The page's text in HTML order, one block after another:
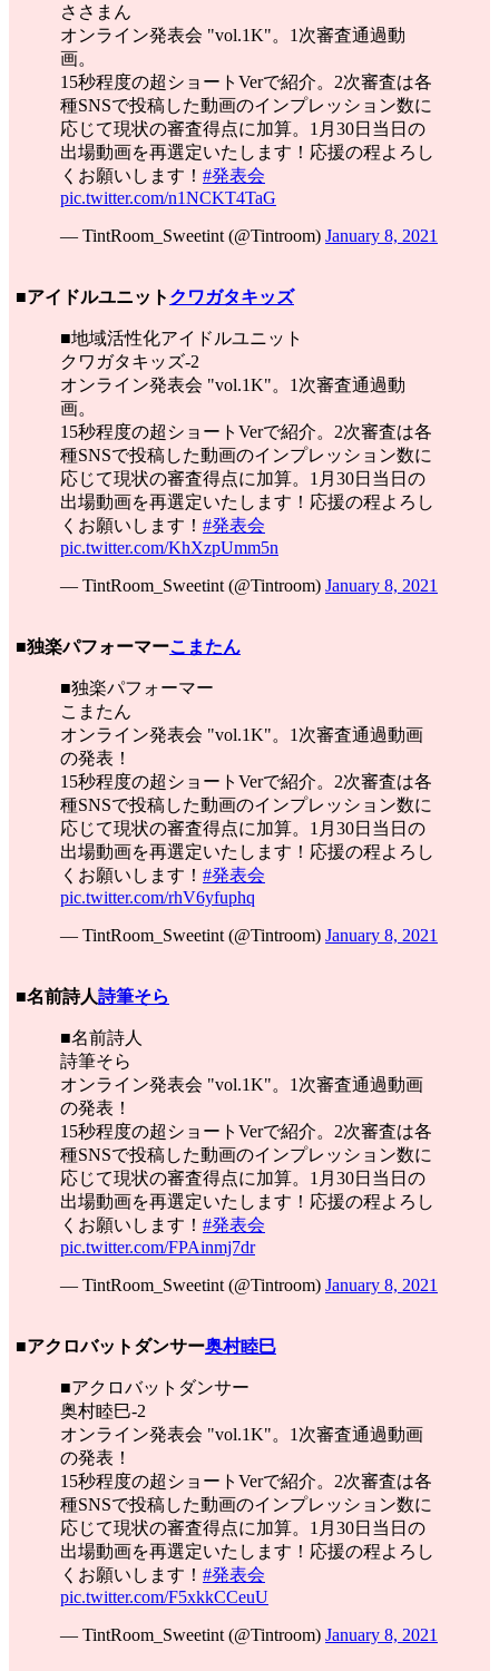
ささまん
オンライン発表会 "vol.1K"。1次審査通過動
画。
15秒程度の超ショートVerで紹介。2次審査は各
種SNSで投稿した動画のインプレッション数に
応じて現状の審査得点に加算。1月30日当日の
出場動画を再選定いたします！応援の程よろし
くお願いします！ #発表会
pic.twitter.com/n1NCKT4TaG
— TintRoom_Sweetint (@Tintroom) January 8, 2021
■アイドルユニット クワガタキッズ
■地域活性化アイドルユニット
クワガタキッズ-2
オンライン発表会 "vol.1K"。1次審査通過動
画。
15秒程度の超ショートVerで紹介。2次審査は各
種SNSで投稿した動画のインプレッション数に
応じて現状の審査得点に加算。1月30日当日の
出場動画を再選定いたします！応援の程よろし
くお願いします！ #発表会
pic.twitter.com/KhXzpUmm5n
— TintRoom_Sweetint (@Tintroom) January 8, 2021
■独楽パフォーマーこまたん
■独楽パフォーマー
こまたん
オンライン発表会 "vol.1K"。1次審査通過動画
の発表！
15秒程度の超ショートVerで紹介。2次審査は各
種SNSで投稿した動画のインプレッション数に
応じて現状の審査得点に加算。1月30日当日の
出場動画を再選定いたします！応援の程よろし
くお願いします！ #発表会
pic.twitter.com/rhV6yfuphq
— TintRoom_Sweetint (@Tintroom) January 8, 2021
■名前詩人詩筆そら
■名前詩人
詩筆そら
オンライン発表会 "vol.1K"。1次審査通過動画
の発表！
15秒程度の超ショートVerで紹介。2次審査は各
種SNSで投稿した動画のインプレッション数に
応じて現状の審査得点に加算。1月30日当日の
出場動画を再選定いたします！応援の程よろし
くお願いします！ #発表会
pic.twitter.com/FPAinmj7dr
— TintRoom_Sweetint (@Tintroom) January 8, 2021
■アクロバットダンサー奥村睦巳
■アクロバットダンサー
奥村睦巳-2
オンライン発表会 "vol.1K"。1次審査通過動画
の発表！
15秒程度の超ショートVerで紹介。2次審査は各
種SNSで投稿した動画のインプレッション数に
応じて現状の審査得点に加算。1月30日当日の
出場動画を再選定いたします！応援の程よろし
くお願いします！ #発表会
pic.twitter.com/F5xkkCCeuU
— TintRoom_Sweetint (@Tintroom) January 8, 2021